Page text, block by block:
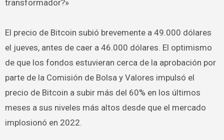
transformador?»
El precio de Bitcoin subió brevemente a 49.000 dólares
el jueves, antes de caer a 46.000 dólares. El optimismo
de que los fondos estuvieran cerca de la aprobación por
parte de la Comisión de Bolsa y Valores impulsó el
precio de Bitcoin a subir más del 60% en los últimos
meses a sus niveles más altos desde que el mercado
implosionó en 2022.